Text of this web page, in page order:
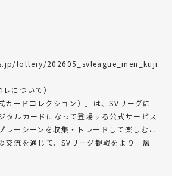
lottery/202605_svleague_men_kuji
について）
カードコレクション）」は、SVリーグに
タルカードになって登場する公式サービス
レーシーンを収集・トレードして楽しむこ
交流を通じて、SVリーグ観戦をより一層